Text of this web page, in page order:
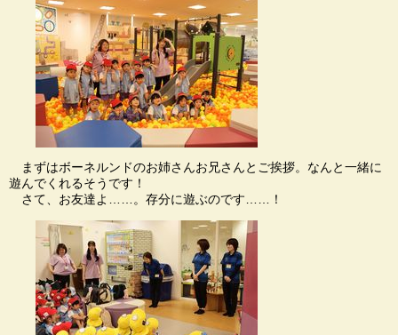
まずはボーネルンドのお姉さんお兄さんとご挨拶。なんと一緒に
遊んでくれるそうです！
さて、お友達よ……。存分に遊ぶのです……！